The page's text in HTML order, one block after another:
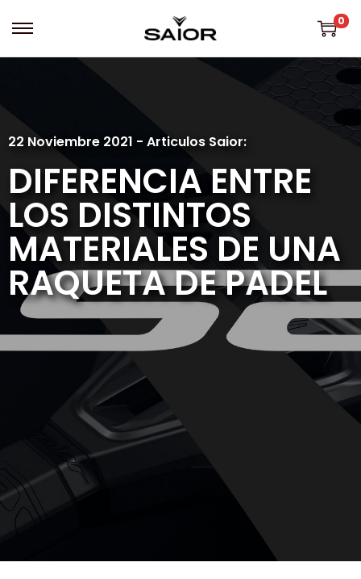
0
22 Noviembre 2021 - Articulos Saior:
DIFERENCIA ENTRE
LOS DISTINTOS
MATERIALES DE UNA
RAQUETA DE PADEL